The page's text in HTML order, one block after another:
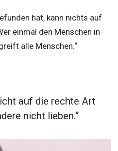
hat, kann nichts auf
einmal den Menschen in
alle Menschen.“
auf die rechte Art
nicht lieben.“